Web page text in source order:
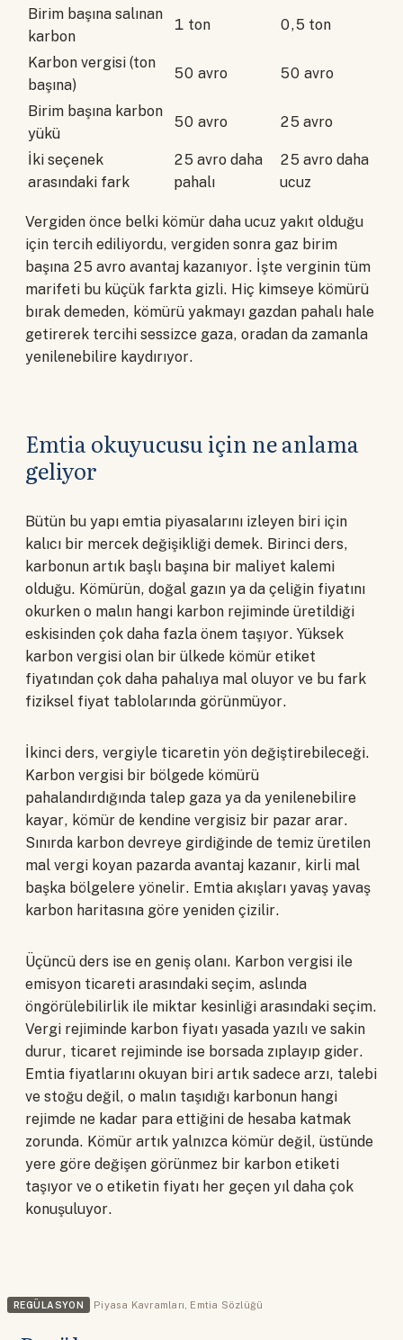
Birim başına salınan
karbon
1 ton 0,5 ton
Karbon vergisi (ton
başına)
50 avro 50 avro
Birim başına karbon
yükü
50 avro 25 avro
İki seçenek
arasındaki fark
25 avro daha
pahalı
25 avro daha
ucuz
Vergiden önce belki kömür daha ucuz yakıt olduğu
için tercih ediliyordu, vergiden sonra gaz birim
başına 25 avro avantaj kazanıyor. İşte verginin tüm
marifeti bu küçük farkta gizli. Hiç kimseye kömürü
bırak demeden, kömürü yakmayı gazdan pahalı hale
getirerek tercihi sessizce gaza, oradan da zamanla
yenilenebilire kaydırıyor.
Emtia okuyucusu için ne anlama
geliyor
Bütün bu yapı emtia piyasalarını izleyen biri için
kalıcı bir mercek değişikliği demek. Birinci ders,
karbonun artık başlı başına bir maliyet kalemi
olduğu. Kömürün, doğal gazın ya da çeliğin fiyatını
okurken o malın hangi karbon rejiminde üretildiği
eskisinden çok daha fazla önem taşıyor. Yüksek
karbon vergisi olan bir ülkede kömür etiket
fiyatından çok daha pahalıya mal oluyor ve bu fark
fiziksel fiyat tablolarında görünmüyor.
İkinci ders, vergiyle ticaretin yön değiştirebileceği.
Karbon vergisi bir bölgede kömürü
pahalandırdığında talep gaza ya da yenilenebilire
kayar, kömür de kendine vergisiz bir pazar arar.
Sınırda karbon devreye girdiğinde de temiz üretilen
mal vergi koyan pazarda avantaj kazanır, kirli mal
başka bölgelere yönelir. Emtia akışları yavaş yavaş
karbon haritasına göre yeniden çizilir.
Üçüncü ders ise en geniş olanı. Karbon vergisi ile
emisyon ticareti arasındaki seçim, aslında
öngörülebilirlik ile miktar kesinliği arasındaki seçim.
Vergi rejiminde karbon fiyatı yasada yazılı ve sakin
durur, ticaret rejiminde ise borsada zıplayıp gider.
Emtia fiyatlarını okuyan biri artık sadece arzı, talebi
ve stoğu değil, o malın taşıdığı karbonun hangi
rejimde ne kadar para ettiğini de hesaba katmak
zorunda. Kömür artık yalnızca kömür değil, üstünde
yere göre değişen görünmez bir karbon etiketi
taşıyor ve o etiketin fiyatı her geçen yıl daha çok
konuşuluyor.
REGÜLASYON Piyasa Kavramları, Emtia Sözlüğü